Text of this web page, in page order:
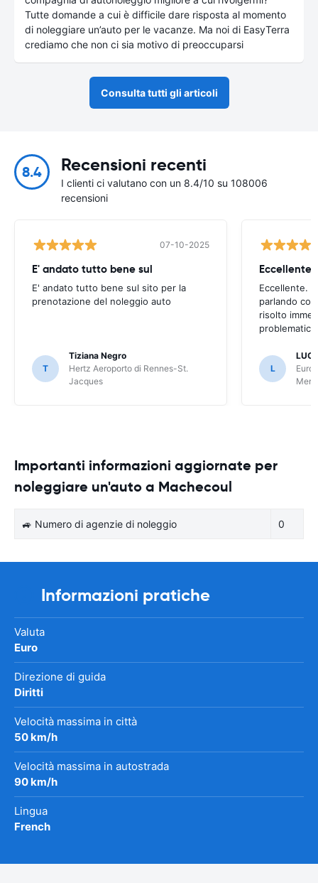
Tutte domande a cui è difficile dare risposta al momento
di noleggiare un’auto per le vacanze. Ma noi di EasyTerra
crediamo che non ci sia motivo di preoccuparsi
Consulta tutti gli articoli
8.4 Recensioni recenti
I clienti ci valutano con un 8.4/10 su 108006
recensioni
07-10-2025
E' andato tutto bene sul
E' andato tutto bene sul sito per la
prenotazione del noleggio auto
T
Tiziana Negro
Hertz Aeroporto di Rennes-St.
Jacques
Eccellente.
parlando
risolto
L
Importanti informazioni aggiornate per
noleggiare un'auto a Machecoul
🚙 Numero di agenzie di noleggio 0
Informazioni pratiche
Valuta
Euro
Direzione di guida
Diritti
Velocità massima in città
50 km/h
Velocità massima in autostrada
90 km/h
Lingua
French